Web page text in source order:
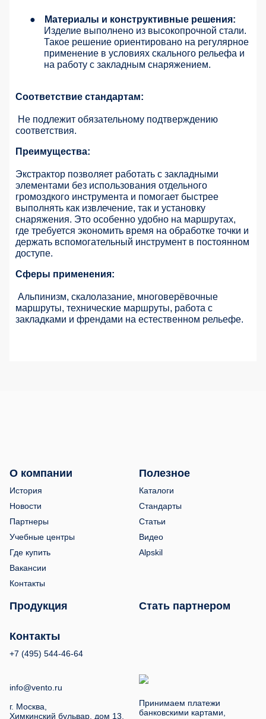
●
Материалы и конструктивные решения:
Изделие выполнено из высокопрочной стали.
Такое решение ориентировано на регулярное
применение в условиях скального рельефа и
на работу с закладным снаряжением.
Соответствие стандартам:
Не подлежит обязательному подтверждению
соответствия.
Преимущества:
Экстрактор позволяет работать с закладными
элементами без использования отдельного
громоздкого инструмента и помогает быстрее
выполнять как извлечение, так и установку
снаряжения. Это особенно удобно на маршрутах,
где требуется экономить время на обработке точки и
держать вспомогательный инструмент в постоянном
доступе.
Сферы применения:
Альпинизм, скалолазание, многоверёвочные
маршруты, технические маршруты, работа с
закладками и френдами на естественном рельефе.
О компании
История
Новости
Партнеры
Учебные центры
Где купить
Вакансии
Контакты
Полезное
Каталоги
Стандарты
Статьи
Видео
Alpskil
Продукция Стать партнером
Контакты
+7 (495) 544-46-64
info@vento.ru
г. Москва,
Химкинский бульвар, дом 13.
Принимаем платежи
банковскими картами,